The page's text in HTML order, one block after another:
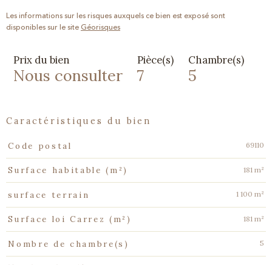
Les informations sur les risques auxquels ce bien est exposé sont
disponibles sur le siteGéorisques
Prix du bien
Nous consulter
Pièce(s)
7
Chambre(s)
5
caractéristiques du bien
Caractéristiques Valeurs
Code postal 69110
Surface habitable (m²) 181 m²
surface terrain 1 100 m²
Surface loi Carrez (m²) 181 m²
Nombre de chambre(s) 5